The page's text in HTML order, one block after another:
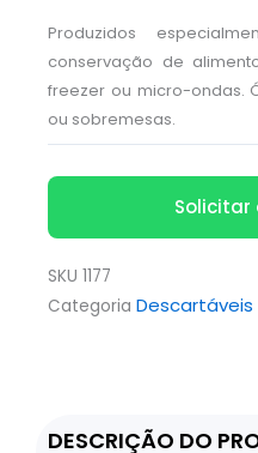
Produzidos
conservação de
freezer ou micro-ondas.
ou sobremesas.
SKU 1177
Categoria Descartáveis
DESCRIÇÃO DO